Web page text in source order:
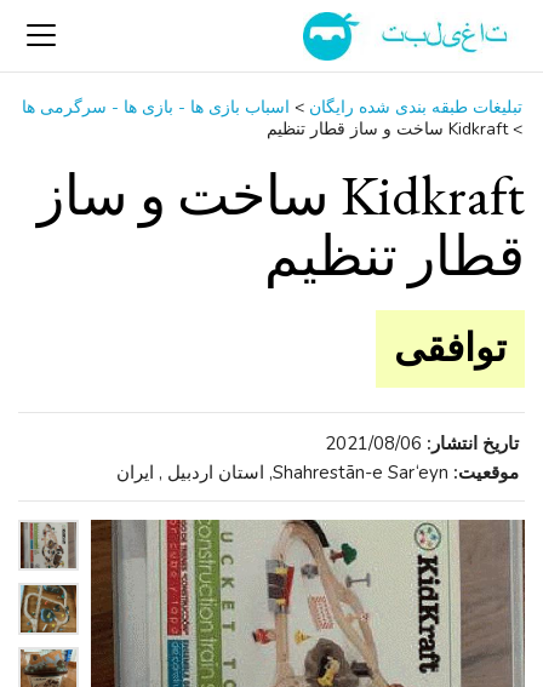
تبلیغات طبقه بندی شده رایگان > اسباب‌ بازی ها - بازی ها - سرگرمی ‌ها
>Kidkraft ساخت و ساز قطار تنظیم
Kidkraft ساخت و ساز
قطار تنظیم
توافقی
تاریخ انتشار: 2021/08/06
موقعیت: Shahrestān-e Sar‘eyn, استان اردبیل , ایران